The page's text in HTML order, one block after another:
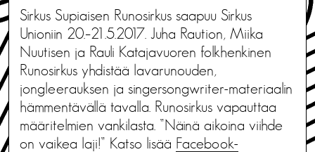
Sirkus Supiaisen Runosirkus saapuu Sirkus
Unioniin 20.–21.5.2017. Juha Raution, Miika
Nuutisen ja Rauli Katajavuoren folkhenkinen
Runosirkus yhdistää lavarunouden,
jongleerauksen ja singersongwriter-materiaalin
hämmentävällä tavalla. Runosirkus vapauttaa
määritelmien vankilasta. ”Näinä aikoina viihde
on vaikea laji!” Katso lisää Facebook-